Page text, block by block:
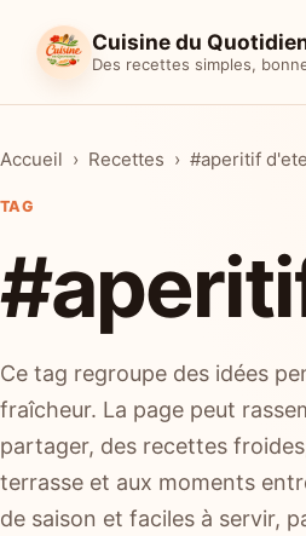
Cuisine du
Des recettes simples,
Accueil Recettes #aperitif d'ete
TAG
Ce tag regroupe des idées
fraîcheur. La page peut
partager, des recettes
terrasse et aux moments
de saison et faciles à servir,